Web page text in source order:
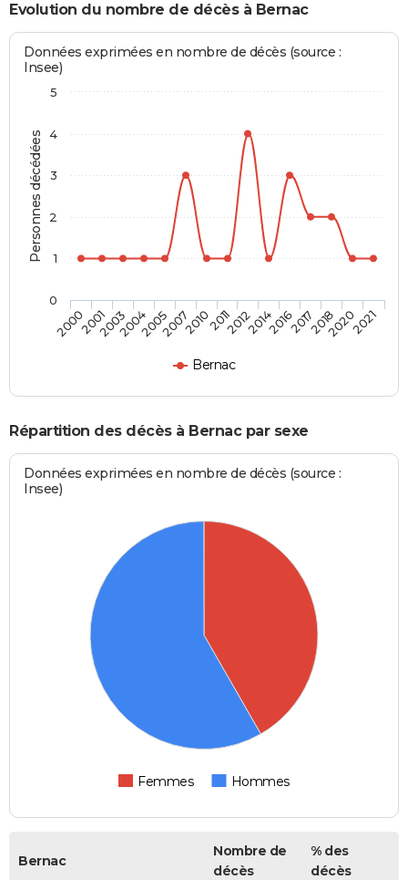
Evolution du nombre de décès à Bernac
Personnes décédées
Données exprimées en nombre de décès (source :
Insee)
Bernac
200020012003200420052007201020112012201420162017201820202021
0
1
2
3
4
5
Répartition des décès à Bernac par sexe
Données exprimées en nombre de décès (source :
Insee)
Femmes Hommes
Bernac
Nombre de
décès
% des
décès